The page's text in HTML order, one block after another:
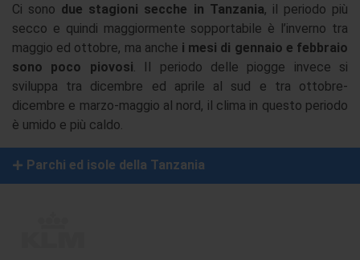
Ci sono due stagioni secche in Tanzania, il periodo più
secco e quindi maggiormente sopportabile è l’inverno tra
maggio ed ottobre, ma anche i mesi di gennaio e febbraio
sono poco piovosi. Il periodo delle piogge invece si
sviluppa tra dicembre ed aprile al sud e tra ottobre-
dicembre e marzo-maggio al nord, il clima in questo periodo
è umido e più caldo.
Parchi ed isole della Tanzania